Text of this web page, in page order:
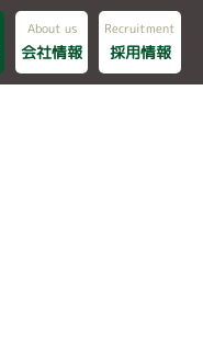
About us
会社情報
Recruitment
採用情報